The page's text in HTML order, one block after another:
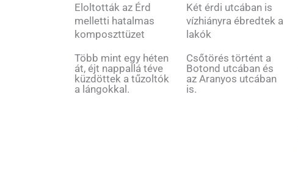
Eloltották az Érd
melletti hatalmas
komposzttüzet
Több mint egy héten
át, éjt nappallá téve
küzdöttek a tűzoltók
a lángokkal.
Két érdi utcában is
vízhiányra ébredtek a
lakók
Csőtörés történt a
Botond utcában és
az Aranyos utcában
is.